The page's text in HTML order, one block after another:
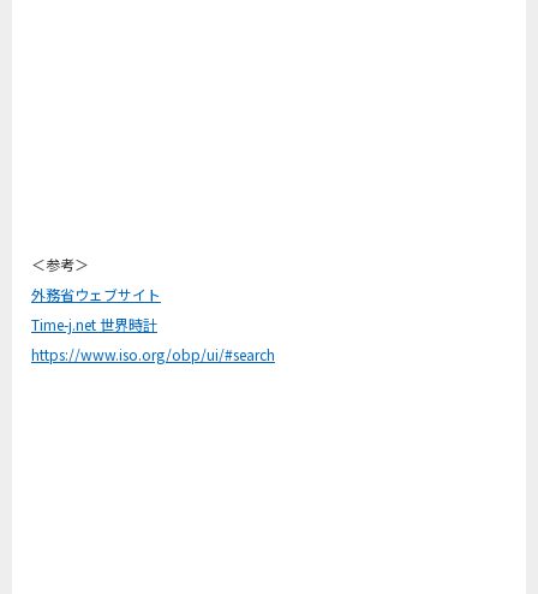
＜参考＞
外務省ウェブサイト
Time-j.net 世界時計
https://www.iso.org/obp/ui/#search